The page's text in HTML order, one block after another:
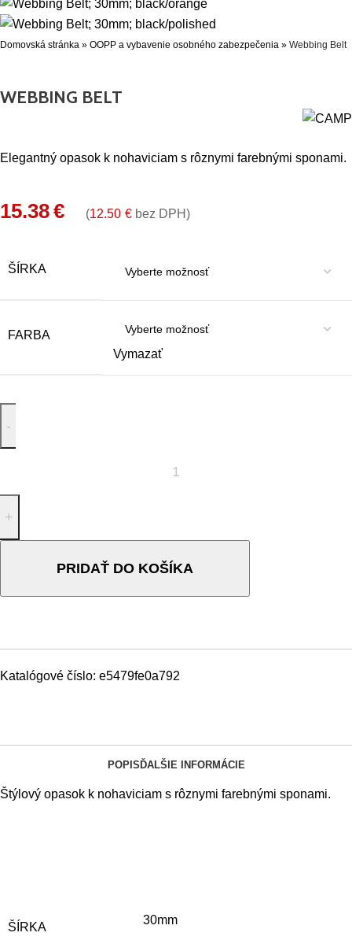
Domovská stránka » OOPP a vybavenie osobného zabezpečenia » Webbing Belt
WEBBING BELT
Elegantný opasok k nohaviciam s rôznymi farebnými sponami.
15.38€ (12.50 € bez DPH)
ŠÍRKA
FARBA
Vymazať
PRIDAŤ DO KOŠÍKA
Katalógové číslo: e5479fe0a792
POPIS ĎALŠIE INFORMÁCIE
Štýlový opasok k nohaviciam s rôznymi farebnými sponami.
ŠÍRKA
30mm